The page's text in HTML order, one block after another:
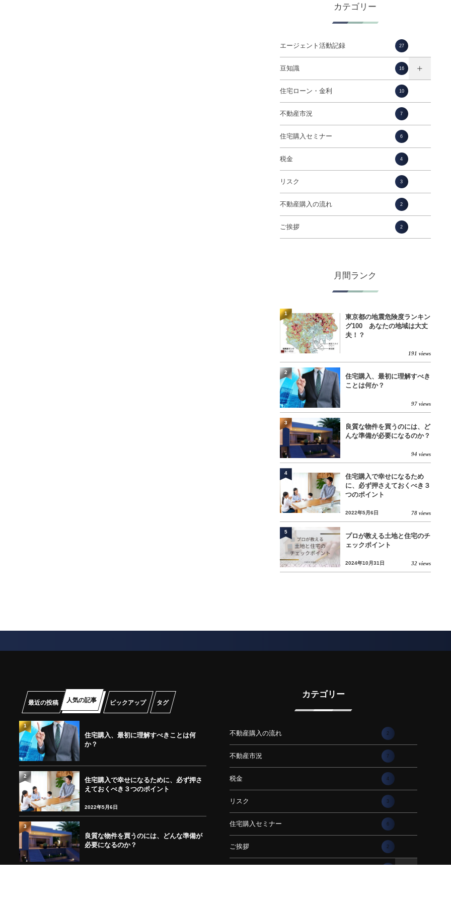
カテゴリー
エージェント活動記録 27
豆知識 16
住宅ローン・金利 10
不動産市況 7
住宅購入セミナー 6
税金 4
リスク 3
不動産購入の流れ 2
ご挨拶 2
月間ランク
東京都の地震危険度ランキン
グ100 あなたの地域は大丈
夫！？
191 views
1
住宅購入、最初に理解すべき
ことは何か？
97 views
2
良質な物件を買うのには、ど
んな準備が必要になるのか？
94 views
3
住宅購入で幸せになるため
に、必ず押さえておくべき３
つのポイント
2022年5月6日 78 views
4
プロが教える土地と住宅のチ
ェックポイント
2024年10月31日 32 views
5
最近の投稿 人気の記事 ピックアップ タグ
住宅購入、最初に理解すべきことは何
か？
1
住宅購入で幸せになるために、必ず押さ
えておくべき３つのポイント
2022年5月6日
2
良質な物件を買うのには、どんな準備が
必要になるのか？
3
カテゴリー
不動産購入の流れ 2
不動産市況 7
税金 4
リスク 3
住宅購入セミナー 6
ご挨拶 2